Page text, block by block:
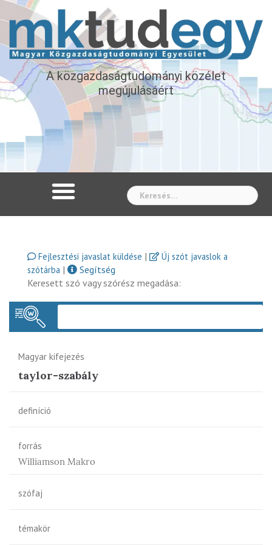
A közgazdaságtudományi közélet
megújulásáért
Fejlesztési javaslat küldése |
Új szót javaslok a
szótárba |
Segítség
Keresett szó vagy szórész megadása:
Magyar kifejezés
taylor-szabály
definíció
forrás
Williamson Makro
szófaj
témakör